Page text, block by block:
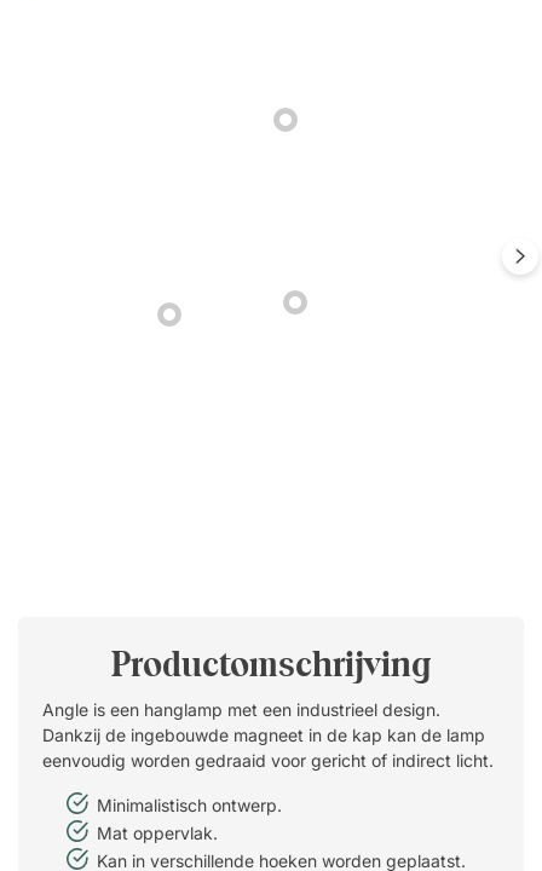
Productomschrijving
Angle is een hanglamp met een industrieel design.
Dankzij de ingebouwde magneet in de kap kan de lamp
eenvoudig worden gedraaid voor gericht of indirect licht.
Minimalistisch ontwerp.
Mat oppervlak.
Kan in verschillende hoeken worden geplaatst.